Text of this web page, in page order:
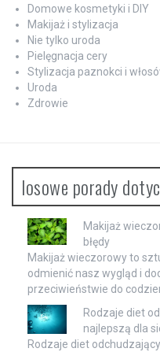
Domowe kosmetyki i DIY
Makijaż i stylizacja
Nie tylko uroda
Pielęgnacja cery
Stylizacja paznokci i
Uroda
Zdrowie
losowe porady
Makijaż
błędy
Makijaż wieczorowy to
odmienić nasz wygląd i
przeciwieństwie do
Rodzaje diet
najlepszą dla
Rodzaje diet